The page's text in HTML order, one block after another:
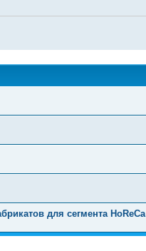
для сегмента HoReCa